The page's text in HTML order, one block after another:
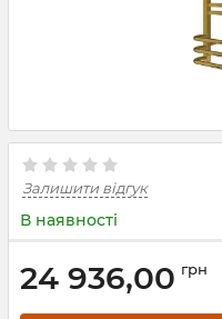
Залишити відгук
В наявності
24 936,00 грн